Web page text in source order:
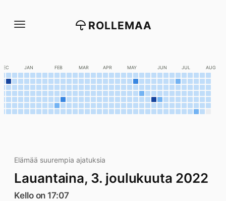
suoraan
ROLLEMAA
DEC JAN FEB MAR APR MAY JUN JUL AUG
Elämää suurempia ajatuksia
Lauantaina, 3. joulukuuta 2022
Kello on 17:07